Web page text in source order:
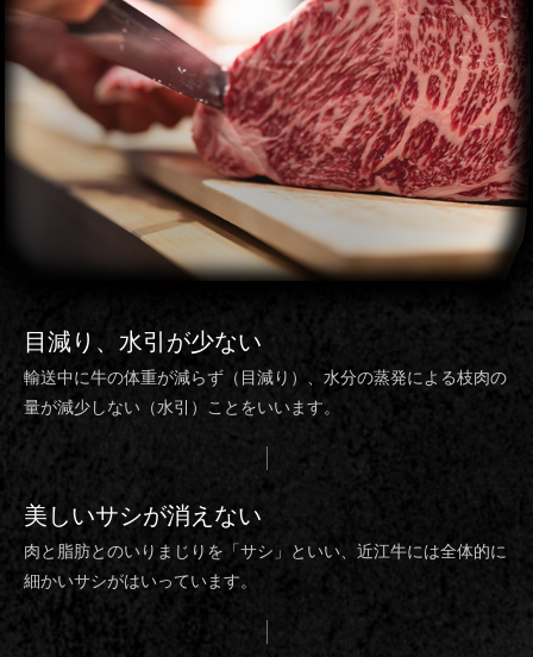
目減り、水引 が少ない
輸送中に牛の体重が減らず（目減り）、水分の蒸発による枝肉の
量が減少しない（水引）ことをいいます。
美しいサシが消えない
肉と脂肪とのいりまじりを「サシ」といい、近江牛には全体的に
細かいサシがはいっています。